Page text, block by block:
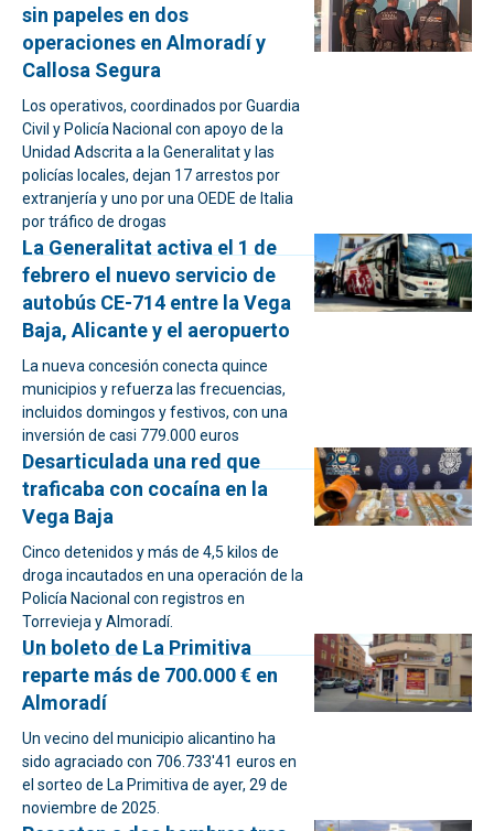
sin papeles en dos
operaciones en Almoradí y
Callosa Segura
Los operativos, coordinados por Guardia
Civil y Policía Nacional con apoyo de la
Unidad Adscrita a la Generalitat y las
policías locales, dejan 17 arrestos por
extranjería y uno por una OEDE de Italia
por tráfico de drogas
La Generalitat activa el 1 de
febrero el nuevo servicio de
autobús CE-714 entre la Vega
Baja, Alicante y el aeropuerto
La nueva concesión conecta quince
municipios y refuerza las frecuencias,
incluidos domingos y festivos, con una
inversión de casi 779.000 euros
Desarticulada una red que
traficaba con cocaína en la
Vega Baja
Cinco detenidos y más de 4,5 kilos de
droga incautados en una operación de la
Policía Nacional con registros en
Torrevieja y Almoradí.
Un boleto de La Primitiva
reparte más de 700.000 € en
Almoradí
Un vecino del municipio alicantino ha
sido agraciado con 706.733'41 euros en
el sorteo de La Primitiva de ayer, 29 de
noviembre de 2025.